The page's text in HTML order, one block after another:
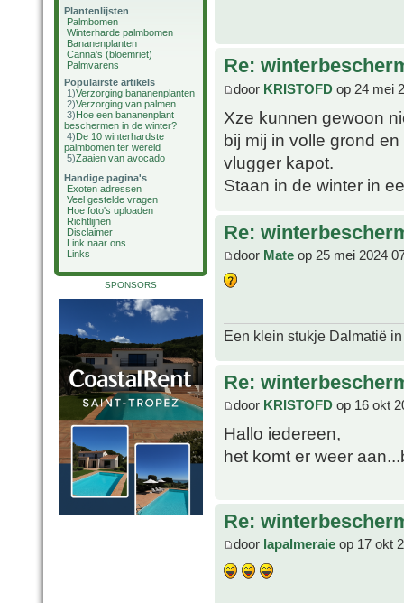
Plantenlijsten
Palmbomen
Winterharde palmbomen
Bananenplanten
Canna's (bloemriet)
Palmvarens
Populairste artikels
1)Verzorging bananenplanten
2)Verzorging van palmen
3)Hoe een bananenplant
beschermen in de winter?
4)De 10 winterhardste
palmbomen ter wereld
5)Zaaien van avocado
Handige pagina's
Exoten adressen
Veel gestelde vragen
Hoe foto's uploaden
Richtlijnen
Disclaimer
Link naar ons
Links
SPONSORS
Re:
door KRISTOFD op 24 mei
Xze kunnen gewoon
bij mij in volle grond
vlugger kapot.
Staan in de winter in
Re:
door Mate op 25 mei 2024
Een klein stukje Dalmatië
Re:
door KRISTOFD op 16 okt
Hallo iedereen,
het komt er weer
Re:
door lapalmeraie op 17 okt